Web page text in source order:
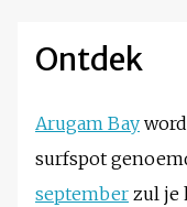
Ontdek
Arugam Bay
surfspot
september zul je